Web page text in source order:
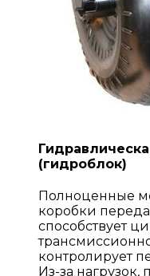
(гидроблок)
Полноценные
коробки
способствует
контролирует
Из-за